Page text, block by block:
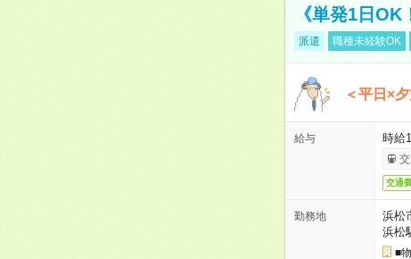
《単発1日
派遣 職種未経験OK
＜平日×
給与 時給
交通
勤務地
浜松
浜松
■